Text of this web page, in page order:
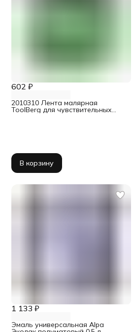
602 ₽
2010310 Лента малярная
ToolBerg для чувствительных
В корзину
1 133 ₽
Эмаль универсальная Alpa